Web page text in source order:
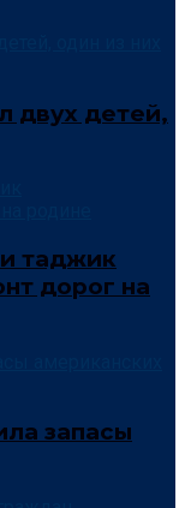
двух детей,
таджик
дорог на
запасы